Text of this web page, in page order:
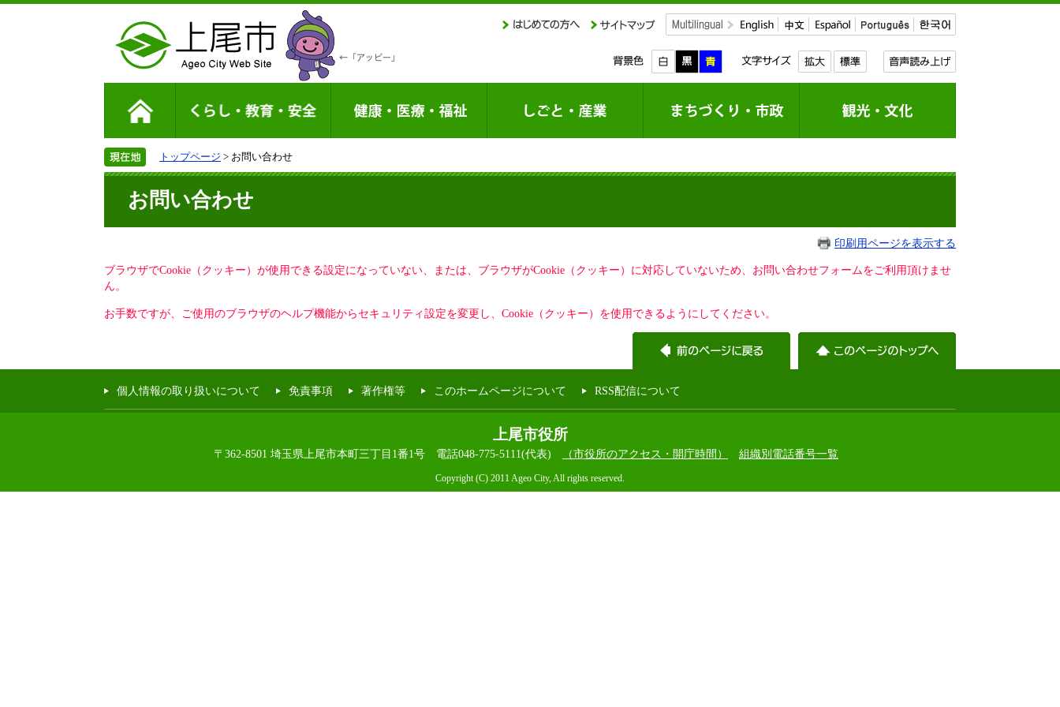
トップページ > お問い合わせ
お問い合わせ
印刷用ページを表示する
ブラウザでCookie（クッキー）が使用できる設定になっていない、または、ブラウザがCookie（クッキー）に対応していないため、お問い合わせフォームをご利用頂けませ
ん。
お手数ですが、ご使用のブラウザのヘルプ機能からセキュリティ設定を変更し、Cookie（クッキー）を使用できるようにしてください。
個人情報の取り扱いについて 免責事項 著作権等 このホームページについて RSS配信について
上尾市役所
〒362-8501 埼玉県上尾市本町三丁目1番1号 電話048-775-5111(代表) （市役所のアクセス・開庁時間） 組織別電話番号一覧
Copyright (C) 2011 Ageo City, All rights reserved.